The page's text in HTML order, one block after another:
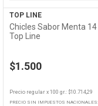
TOP LINE
Chicles Sabor Menta 14
Top Line
$1.500
Precio regular x 100 gr.: $10.714,29
PRECIO SIN IMPUESTOS NACIONALES: